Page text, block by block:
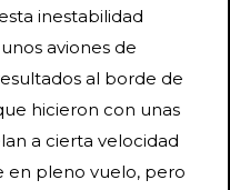
inestabilidad
aviones de
al borde de
hicieron con unas
a cierta velocidad
en pleno vuelo, pero